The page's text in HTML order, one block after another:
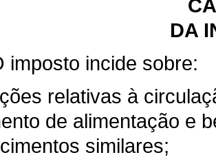
DA
imposto incide sobre:
relativas à
de alimentação e
similares;